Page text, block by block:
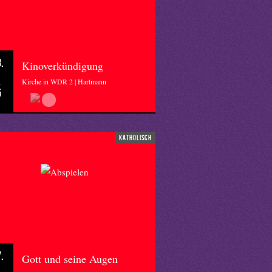
Kinoverkündigung
Kirche in WDR 2 | Hartmann
katholisch
Gott und seine Augen